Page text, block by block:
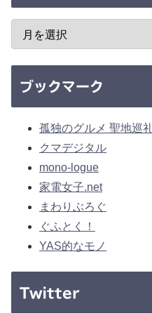
ブックマーク
孤独のグルメ 聖地巡
クマデジタル
mono-logue
家電女子.net
まわりぶろぐ
ぐふとく！
YAS的なモノ
Twitter